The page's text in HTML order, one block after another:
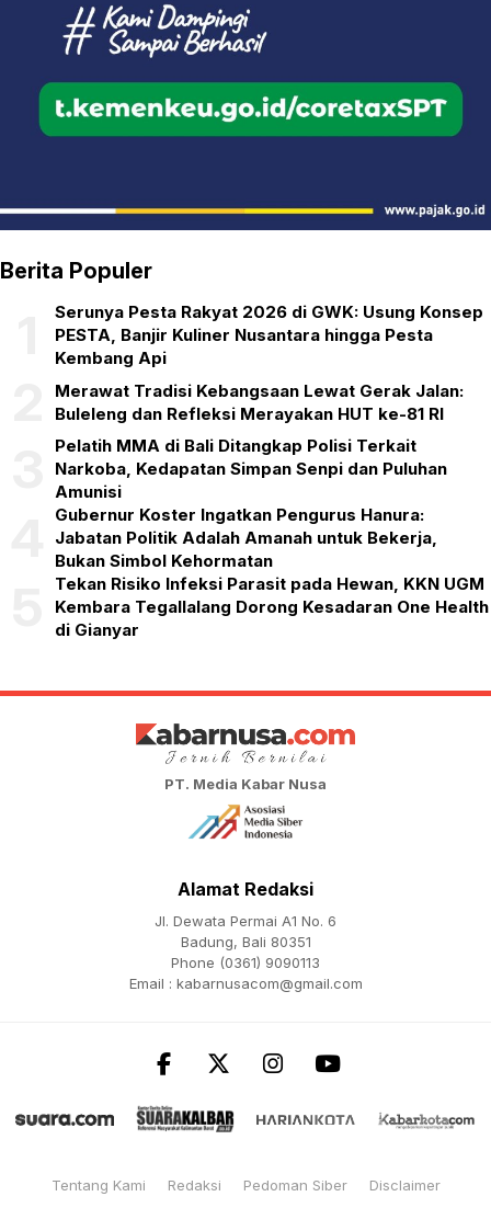
Berita Populer
Serunya Pesta Rakyat 2026 di GWK: Usung Konsep
PESTA, Banjir Kuliner Nusantara hingga Pesta
Kembang Api
Merawat Tradisi Kebangsaan Lewat Gerak Jalan:
Buleleng dan Refleksi Merayakan HUT ke-81 RI
Pelatih MMA di Bali Ditangkap Polisi Terkait
Narkoba, Kedapatan Simpan Senpi dan Puluhan
Amunisi
Gubernur Koster Ingatkan Pengurus Hanura:
Jabatan Politik Adalah Amanah untuk Bekerja,
Bukan Simbol Kehormatan
Tekan Risiko Infeksi Parasit pada Hewan, KKN UGM
Kembara Tegallalang Dorong Kesadaran One Health
di Gianyar
PT. Media Kabar Nusa
Alamat Redaksi
Jl. Dewata Permai A1 No. 6
Badung, Bali 80351
Phone (0361) 9090113
Email : kabarnusacom@gmail.com
Tentang Kami Redaksi Pedoman Siber
Disclaimer